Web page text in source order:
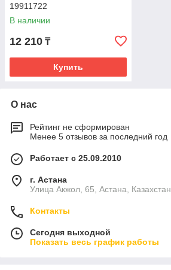
19911722
В наличии
12 210 ₸
Купить
О нас
Рейтинг не сформирован
Менее 5 отзывов за последний год
Работает с 25.09.2010
г. Астана
Улица Акжол, 65, Астана, Казахстан
Контакты
Сегодня выходной
Показать весь график работы